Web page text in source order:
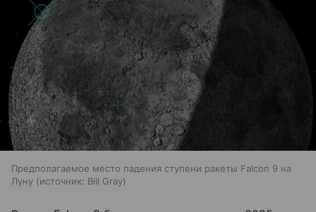
Предполагаемое место падения ступени ракеты Falcon 9 на
Луну
источник: Bill Gray